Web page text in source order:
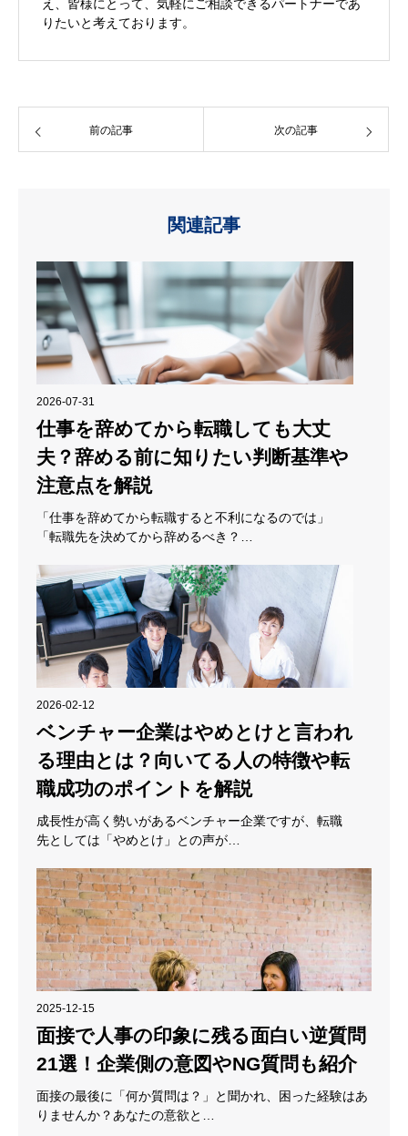
え、皆様にとって、気軽にご相談できるパートナーであ
りたいと考えております。
前の記事 次の記事
関連記事
2026-07-31
仕事を辞めてから転職しても大丈
夫？辞める前に知りたい判断基準や
注意点を解説
「仕事を辞めてから転職すると不利になるのでは」
「転職先を決めてから辞めるべき？…
2026-02-12
ベンチャー企業はやめとけと言われ
る理由とは？向いてる人の特徴や転
職成功のポイントを解説
成長性が高く勢いがあるベンチャー企業ですが、転職
先としては「やめとけ」との声が…
2025-12-15
面接で人事の印象に残る面白い逆質問
21選！企業側の意図やNG質問も紹介
面接の最後に「何か質問は？」と聞かれ、困った経験はあ
りませんか？あなたの意欲と…